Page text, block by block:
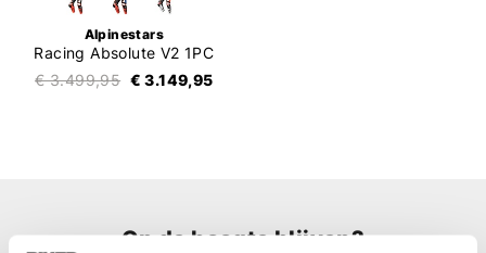
Alpinestars
Racing Absolute V2 1PC
€ 3.499,95 € 3.149,95
Op de hoogte blijven?